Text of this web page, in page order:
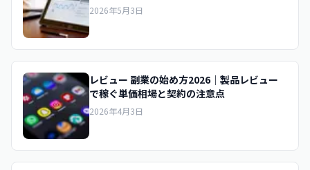
2026年5月3日
レビュー 副業の始め方2026｜製品レビュー
で稼ぐ単価相場と契約の注意点
2026年4月3日